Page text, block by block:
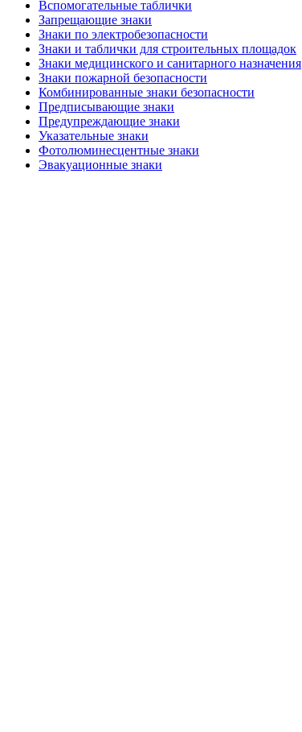
Вспомогательные таблички
Запрещающие знаки
Знаки по электробезопасности
Знаки и таблички для строительных площадок
Знаки медицинского и санитарного назначения
Знаки пожарной безопасности
Комбинированные знаки безопасности
Предписывающие знаки
Предупреждающие знаки
Указательные знаки
Фотолюминесцентные знаки
Эвакуационные знаки